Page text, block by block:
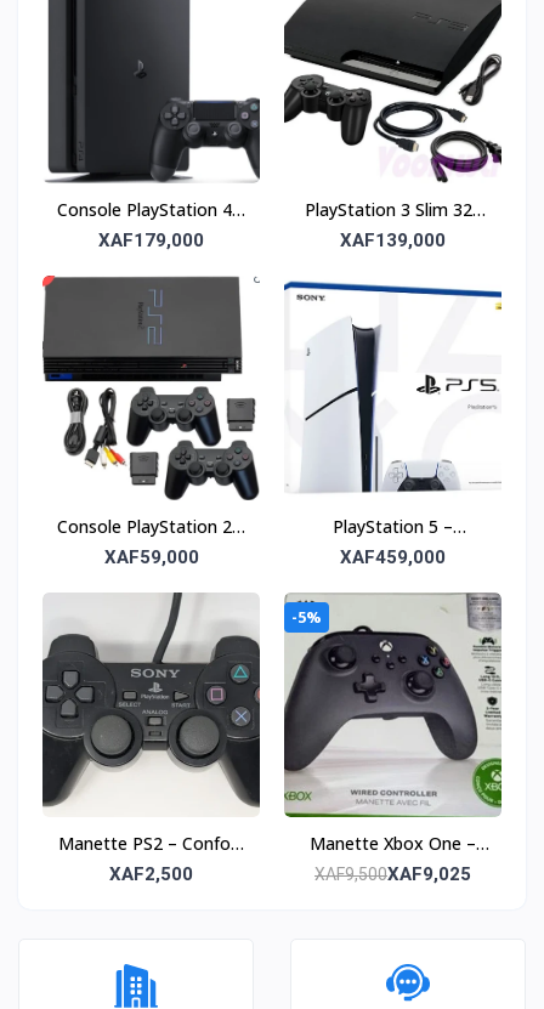
Console PlayStation 4 –
500 Go de stockage
divertissement
XAF179,000
PlayStation 3 Slim 320
Go – Puissance et
XAF139,000
Console PlayStation 2 –
Expérience de jeu
XAF59,000
PlayStation 5 –
Puissance et immersion
XAF459,000
Manette PS2 – Confort
et précision rétro
XAF2,500
-5%
Manette Xbox One –
Précision et confort de
XAF9,500XAF9,025